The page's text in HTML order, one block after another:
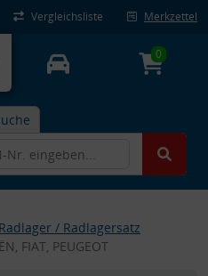
Vergleichsliste Merkzettel
0
Radlager / Radlagersatz
FIAT, PEUGEOT